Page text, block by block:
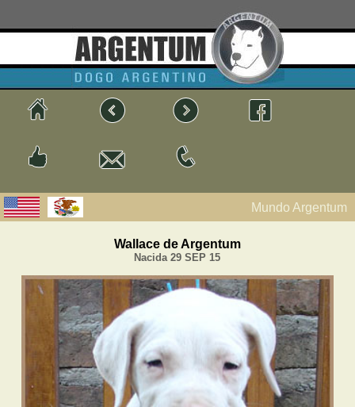
Mundo Argentum
Wallace de Argentum
Nacida 29 SEP 15